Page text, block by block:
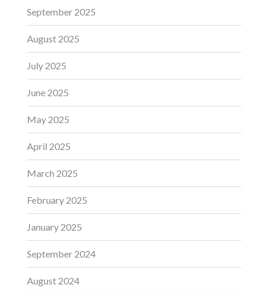
September 2025
August 2025
July 2025
June 2025
May 2025
April 2025
March 2025
February 2025
January 2025
September 2024
August 2024